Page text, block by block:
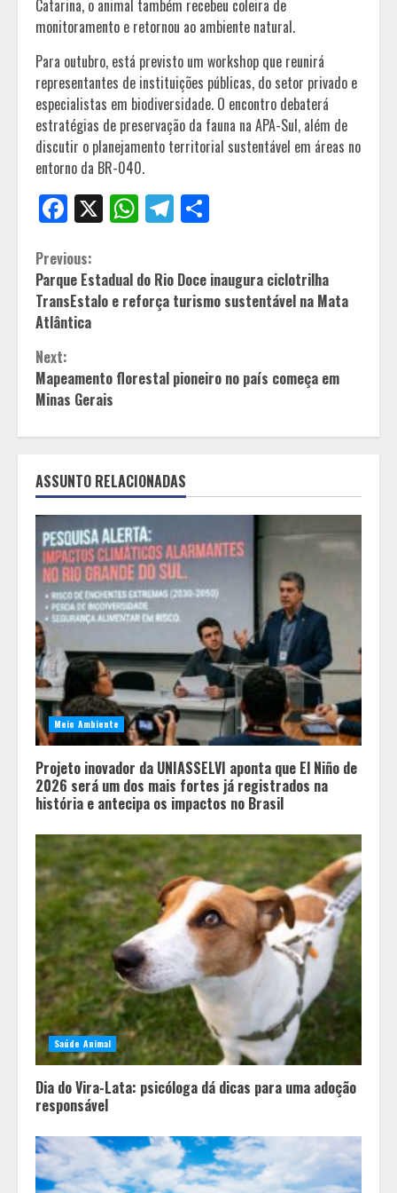
Catarina, o animal também recebeu coleira de
monitoramento e retornou ao ambiente natural.
Para outubro, está previsto um workshop que reunirá
representantes de instituições públicas, do setor privado e
especialistas em biodiversidade. O encontro debaterá
estratégias de preservação da fauna na APA-Sul, além de
discutir o planejamento territorial sustentável em áreas no
entorno da BR-040.
Facebook
X WhatsApp
Telegram
Continue
Reading
Previous:
Parque Estadual do Rio Doce inaugura ciclotrilha
TransEstalo e reforça turismo sustentável na Mata
Atlântica
Next:
Mapeamento florestal pioneiro no país começa em
Minas Gerais
ASSUNTO RELACIONADAS
Meio Ambiente
Projeto inovador da UNIASSELVI aponta que El Niño de
2026 será um dos mais fortes já registrados na
história e antecipa os impactos no Brasil
Saúde Animal
Dia do Vira-Lata: psicóloga dá dicas para uma adoção
responsável